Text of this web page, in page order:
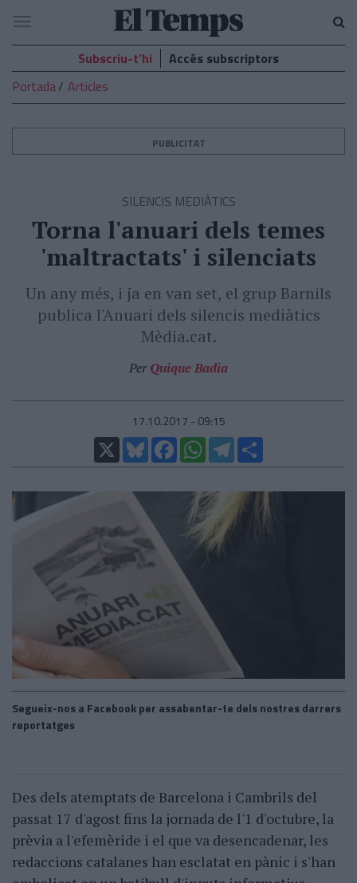
El
Temps
Navegació
Subscriu-t’hi
Accés subscriptors
Portada
Articles
PUBLICITAT
SILENCIS MEDIÀTICS
Torna l'anuari dels temes
'maltractats' i silenciats
Un any més, i ja en van set, el grup Barnils
publica l'Anuari dels silencis mediàtics
Mèdia.cat.
PerQuique Badia
17.10.2017 - 09:15
X
BlueskyFacebookWhatsAppTelegram
Segueix-nos a Facebook per assabentar-te dels nostres darrers
reportatges
Des dels atemptats de Barcelona i Cambrils del
passat 17 d'agost fins la jornada de l'1 d'octubre, la
prèvia a l'efemèride i el que va desencadenar, les
redaccions catalanes han esclatat en pànic i s'han